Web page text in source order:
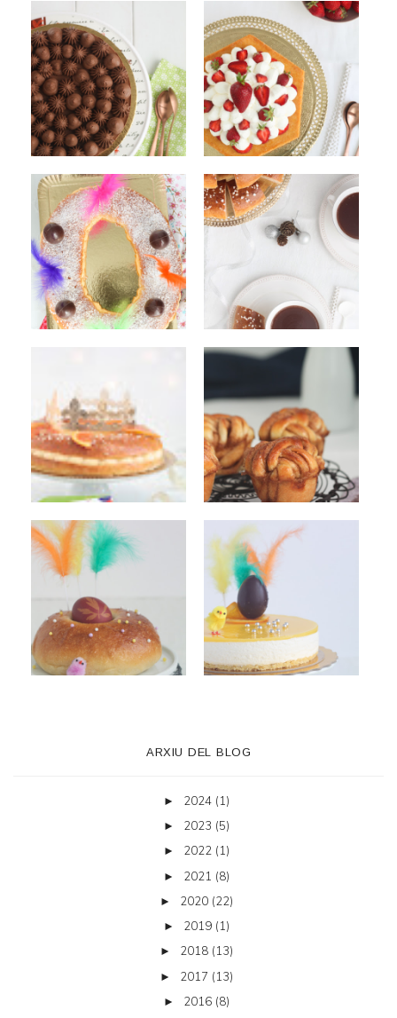
ARXIU DEL BLOG
► 2024 (1)
► 2023 (5)
► 2022 (1)
► 2021 (8)
► 2020 (22)
► 2019 (1)
► 2018 (13)
► 2017 (13)
► 2016 (8)